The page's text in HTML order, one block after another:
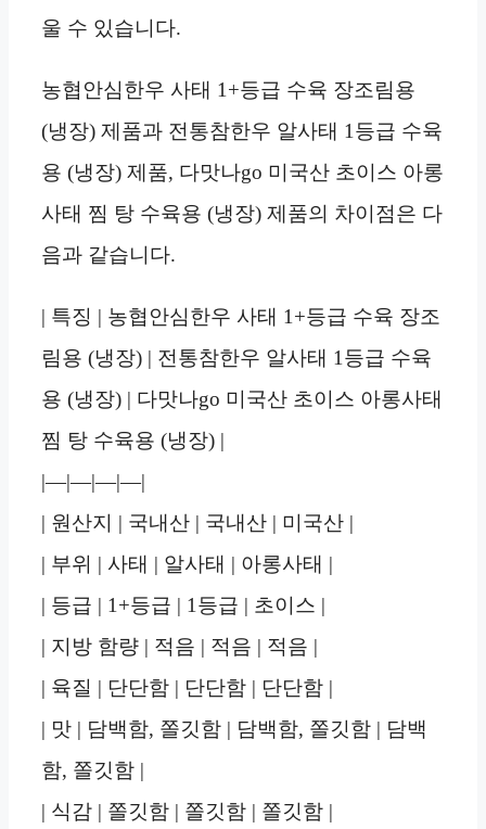
울 수 있습니다.
농협안심한우 사태 1+등급 수육 장조림용
(냉장) 제품과 전통참한우 알사태 1등급 수육
용 (냉장) 제품, 다맛나go 미국산 초이스 아롱
사태 찜 탕 수육용 (냉장) 제품의 차이점은 다
음과 같습니다.
| 특징 | 농협안심한우 사태 1+등급 수육 장조
림용 (냉장) | 전통참한우 알사태 1등급 수육
용 (냉장) | 다맛나go 미국산 초이스 아롱사태
찜 탕 수육용 (냉장) |
|—|—|—|—|
| 원산지 | 국내산 | 국내산 | 미국산 |
| 부위 | 사태 | 알사태 | 아롱사태 |
| 등급 | 1+등급 | 1등급 | 초이스 |
| 지방 함량 | 적음 | 적음 | 적음 |
| 육질 | 단단함 | 단단함 | 단단함 |
| 맛 | 담백함, 쫄깃함 | 담백함, 쫄깃함 | 담백
함, 쫄깃함 |
| 식감 | 쫄깃함 | 쫄깃함 | 쫄깃함 |